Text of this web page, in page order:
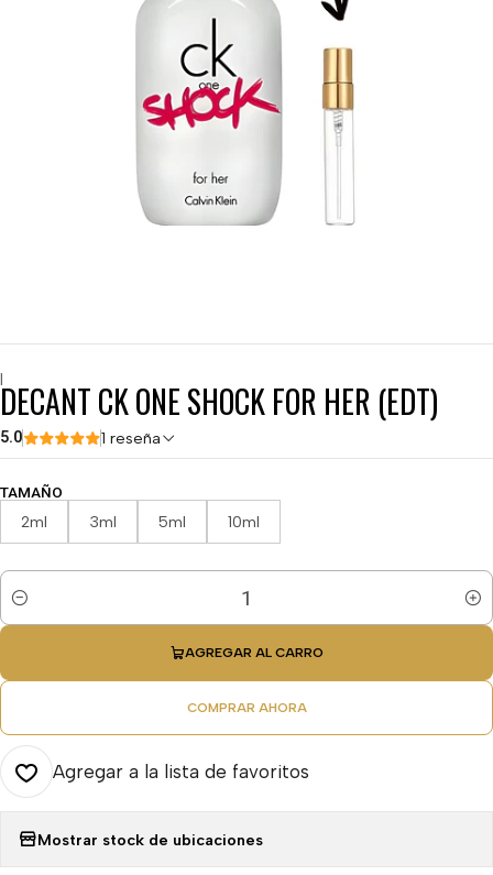
|
DECANT CK ONE SHOCK FOR HER (EDT)
5.0 1 reseña
TAMAÑO
2ml 3ml 5ml 10ml
Cantidad
AGREGAR AL CARRO
COMPRAR AHORA
Agregar a la lista de favoritos
Mostrar stock de ubicaciones